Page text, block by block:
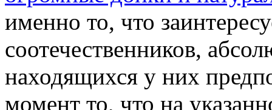
именно то, что
соотечественников,
находящихся у них
момент то, что на